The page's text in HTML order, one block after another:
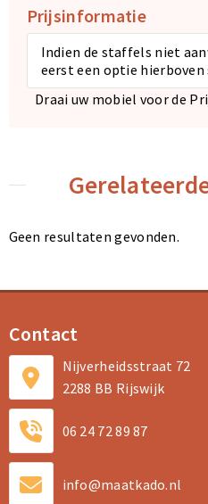
Prijsinformatie
Indien de staffels niet
eerst een optie
Draai uw mobiel voor de
Geen resultaten gevonden.
Contact
Nijverheidsstraat 72
2288 BB Rijswijk
06 24 72 89 87
info@maatkado.nl